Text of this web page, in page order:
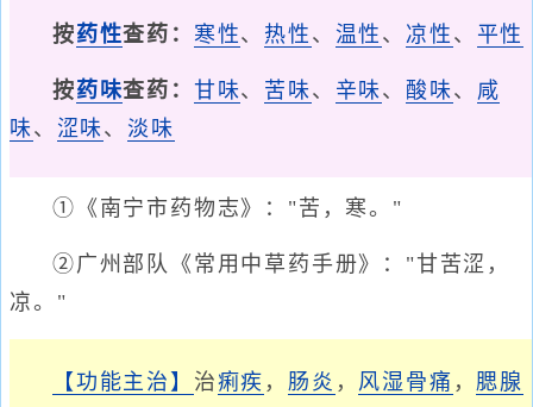
按药性查药： 寒性、 热性 、 温性 、 凉性 、 平性
按药味查药： 甘味、 苦味、 辛味、 酸味、 咸
味、 涩味、 淡味
①《南宁市药物志》："苦，寒。"
②广州部队《常用中草药手册》："甘苦涩，
凉。"
【功能主治】 治痢疾 ， 肠炎 ， 风湿骨痛 ， 腮腺